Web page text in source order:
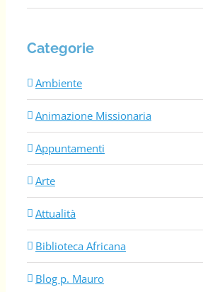
Categorie
Ambiente
Animazione Missionaria
Appuntamenti
Arte
Attualità
Biblioteca Africana
Blog p. Mauro